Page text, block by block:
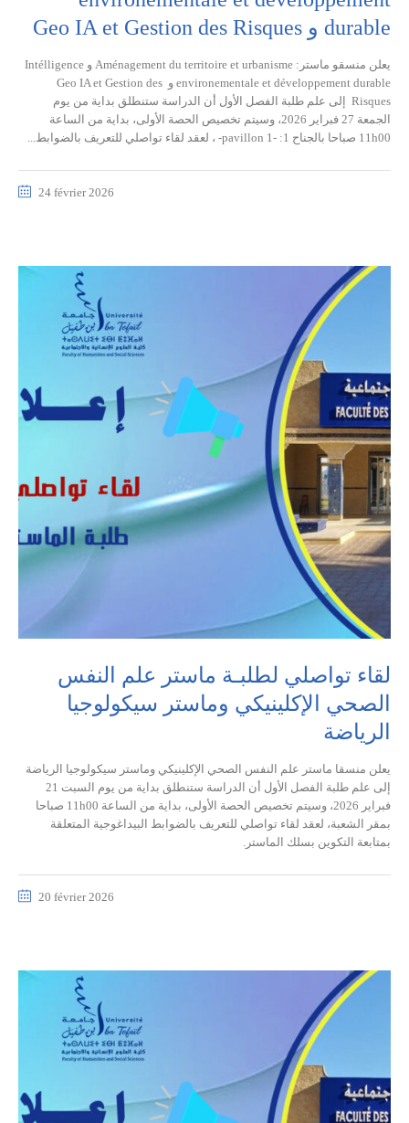
durable و Geo IA et Gestion des Risques
يعلن منسقو ماستر: Aménagement du territoire et urbanisme و Intélligence
environementale et développement durable و Geo IA et Gestion des
Risques إلى علم طلبة الفصل الأول أن الدراسة ستنطلق بداية من يوم
الجمعة 27 فبراير 2026، وسيتم تخصيص الحصة الأولى، بداية من الساعة
11h00 صباحا بالجناح 1: -pavillon 1- ، لعقد لقاء تواصلي للتعريف بالضوابط...
24 février 2026
لقاء تواصلي لطلبـة ماستر علم النفس
الصحي الإكلينيكي وماستر سيكولوجيا
الرياضة
يعلن منسقا ماستر علم النفس الصحي الإكلينيكي وماستر سيكولوجيا الرياضة
إلى علم طلبة الفصل الأول أن الدراسة ستنطلق بداية من يوم السبت 21
فبراير 2026، وسيتم تخصيص الحصة الأولى، بداية من الساعة 11h00 صباحا
بمقر الشعبة، لعقد لقاء تواصلي للتعريف بالضوابط البيداغوجية المتعلقة
بمتابعة التكوين بسلك الماستر.
20 février 2026